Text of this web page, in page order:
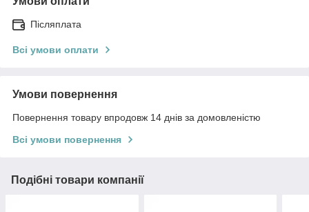
Післяплата
Всі умови оплати
Умови повернення
Повернення товару впродовж 14 днів за домовленістю
Всі умови повернення
Подібні товари компанії